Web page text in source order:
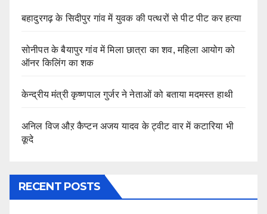
बहादुरगढ़ के सिदीपुर गांव में युवक की पत्थरों से पीट पीट कर हत्या
सोनीपत के बैयापुर गांव में मिला छात्रा का शव, महिला आयोग को
ऑनर किलिंग का शक
केन्द्रीय मंत्री कृष्णपाल गुर्जर ने नेताओं को बताया मदमस्त हाथी
अनिल विज औऱ कैप्टन अजय यादव के ट्वीट वार में कटारिया भी
कूदे
RECENT POSTS